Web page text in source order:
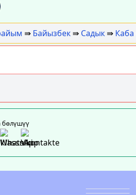
⇛ Байызбек ⇛ Садык ⇛ Каба
бөлүшүү